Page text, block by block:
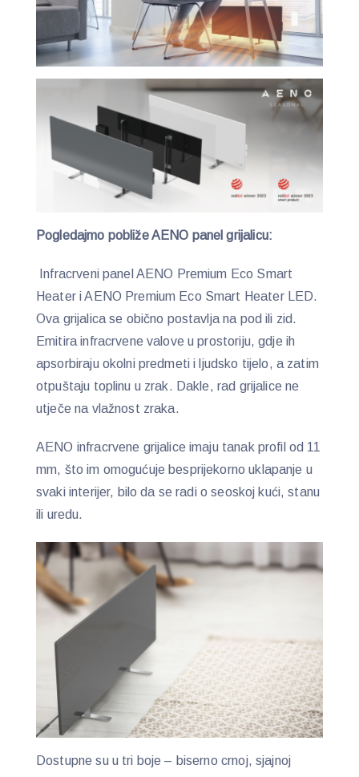
Pogledajmo pobliže AENO panel grijalicu:
Infracrveni panel AENO Premium Eco Smart
Heater i AENO Premium Eco Smart Heater LED.
Ova grijalica se obično postavlja na pod ili zid.
Emitira infracrvene valove u prostoriju, gdje ih
apsorbiraju okolni predmeti i ljudsko tijelo, a zatim
otpuštaju toplinu u zrak. Dakle, rad grijalice ne
utječe na vlažnost zraka.
AENO infracrvene grijalice imaju tanak profil od 11
mm, što im omogućuje besprijekorno uklapanje u
svaki interijer, bilo da se radi o seoskoj kući, stanu
ili uredu.
Dostupne su u tri boje – biserno crnoj, sjajnoj